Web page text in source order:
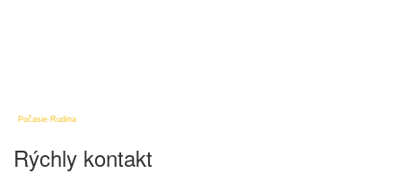
Počasie Rudina
Rýchly kontakt